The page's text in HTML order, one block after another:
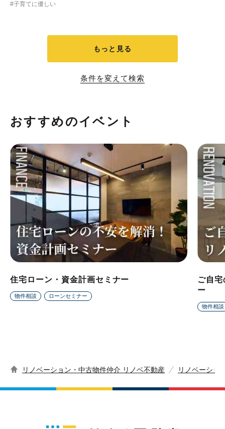
#子育てに優しい
もっと見る
条件を変えて検索
おすすめのイベント
住宅ローン・資金計画セミナー
物件相談 ローンセミナー
ご自
ー
物件相談
リノベーション・中古物件仲介 リノベ不動産 リノベーショ